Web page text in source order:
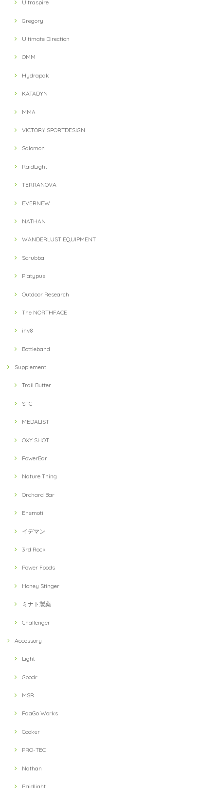
Ultraspire
Gregory
Ultimate Direction
OMM
Hydrapak
KATADYN
MMA
VICTORY SPORTDESIGN
Salomon
RaidLight
TERRANOVA
EVERNEW
NATHAN
WANDERLUST EQUIPMENT
Scrubba
Platypus
Outdoor Research
The NORTHFACE
inv8
Bottleband
Supplement
Trail Butter
STC
MEDALIST
OXY SHOT
PowerBar
Nature Thing
Orchard Bar
Enemoti
イデマン
3rd Rock
Power Foods
Honey Stinger
ミナト製薬
Challenger
Accessory
Light
Goodr
MSR
PaaGo Works
Cooker
PRO-TEC
Nathan
Raidlight